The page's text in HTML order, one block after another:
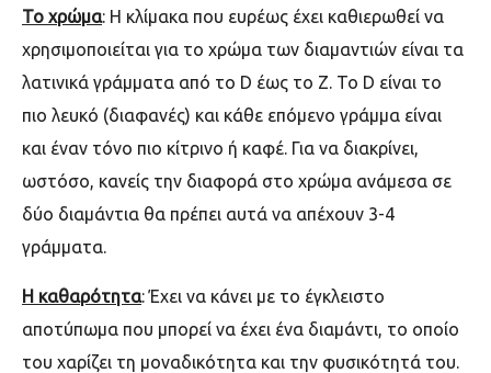
Το χρώμα: Η κλίμακα που ευρέως έχει καθιερωθεί να
χρησιμοποιείται για το χρώμα των διαμαντιών είναι τα
λατινικά γράμματα από το D έως το Z. To D είναι το
πιο λευκό (διαφανές) και κάθε επόμενο γράμμα είναι
και έναν τόνο πιο κίτρινο ή καφέ. Για να διακρίνει,
ωστόσο, κανείς την διαφορά στο χρώμα ανάμεσα σε
δύο διαμάντια θα πρέπει αυτά να απέχουν 3-4
γράμματα.
Η καθαρότητα: Έχει να κάνει με το έγκλειστο
αποτύπωμα που μπορεί να έχει ένα διαμάντι, το οποίο
του χαρίζει τη μοναδικότητα και την φυσικότητά του.